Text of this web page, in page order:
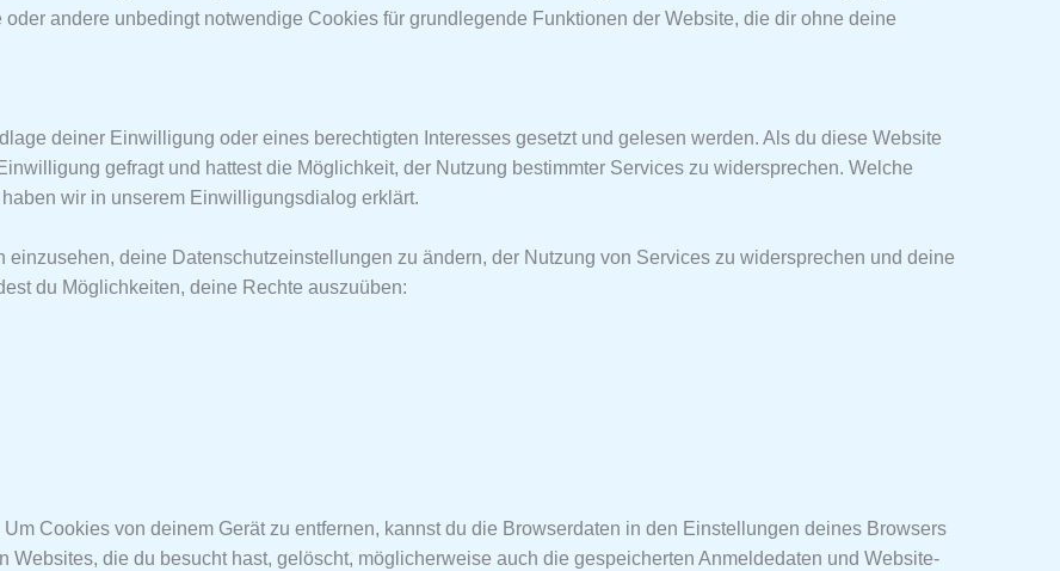
andere unbedingt notwendige Cookies für grundlegende Funktionen der Website, die dir ohne deine
deiner Einwilligung oder eines berechtigten Interesses gesetzt und gelesen werden. Als du diese Website
gefragt und hattest die Möglichkeit, der Nutzung bestimmter Services zu widersprechen. Welche
wir in unserem Einwilligungsdialog erklärt.
deine Datenschutzeinstellungen zu ändern, der Nutzung von Services zu widersprechen und deine
du Möglichkeiten, deine Rechte auszuüben:
Um Cookies von deinem Gerät zu entfernen, kannst du die Browserdaten in den Einstellungen deines Browsers
Websites, die du besucht hast, gelöscht, möglicherweise auch die gespeicherten Anmeldedaten und Website-